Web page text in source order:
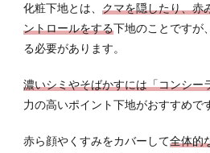
化粧下地とは、 クマを隠したり、赤
ントロールをする下地のことですが
る必要があります。
濃いシミやそばかすには「コンシー
力の高いポイント下地がおすすめで
赤ら顔やくすみをカバーして全体的